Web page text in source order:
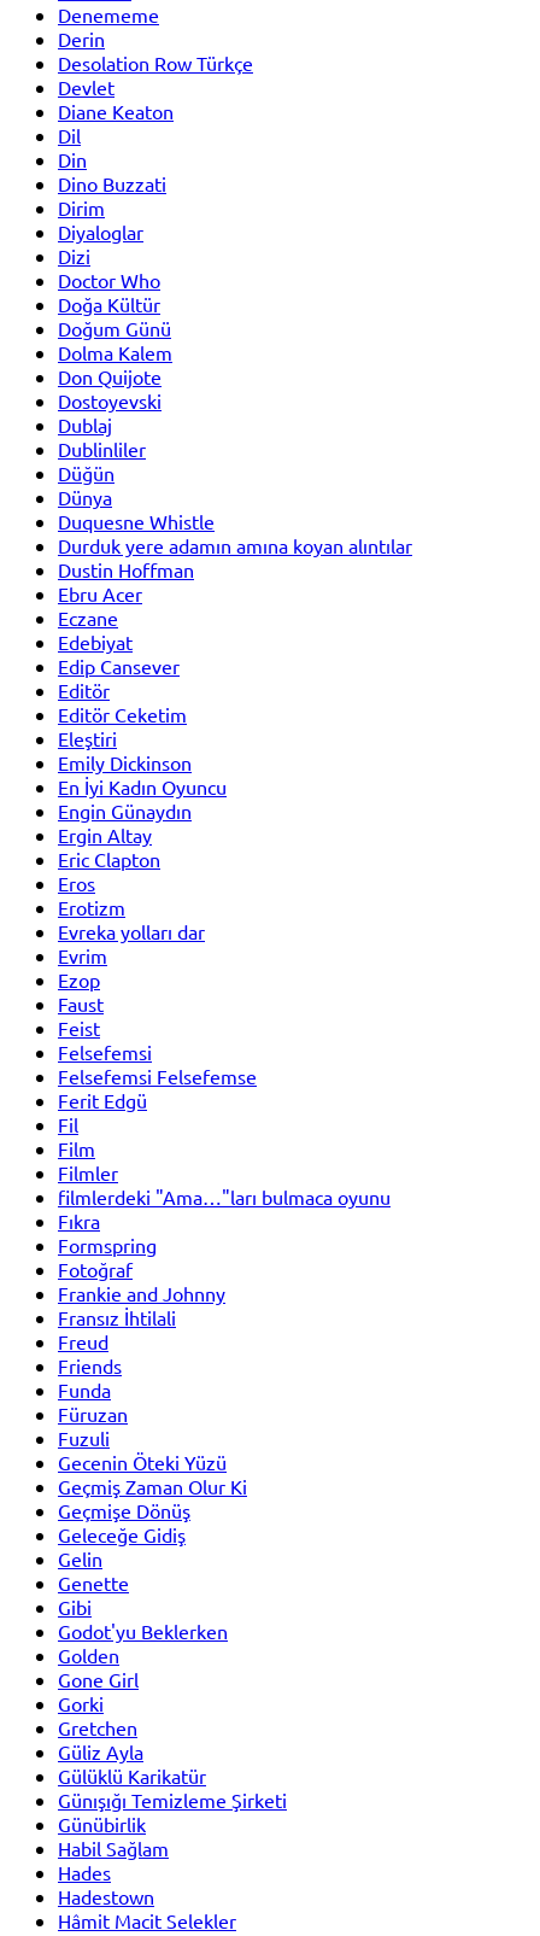
Denememe
Derin
Desolation Row Türkçe
Devlet
Diane Keaton
Dil
Din
Dino Buzzati
Dirim
Diyaloglar
Dizi
Doctor Who
Doğa Kültür
Doğum Günü
Dolma Kalem
Don Quijote
Dostoyevski
Dublaj
Dublinliler
Düğün
Dünya
Duquesne Whistle
Durduk yere adamın amına koyan alıntılar
Dustin Hoffman
Ebru Acer
Eczane
Edebiyat
Edip Cansever
Editör
Editör Ceketim
Eleştiri
Emily Dickinson
En İyi Kadın Oyuncu
Engin Günaydın
Ergin Altay
Eric Clapton
Eros
Erotizm
Evreka yolları dar
Evrim
Ezop
Faust
Feist
Felsefemsi
Felsefemsi Felsefemse
Ferit Edgü
Fil
Film
Filmler
filmlerdeki "Ama…"ları bulmaca oyunu
Fıkra
Formspring
Fotoğraf
Frankie and Johnny
Fransız İhtilali
Freud
Friends
Funda
Füruzan
Fuzuli
Gecenin Öteki Yüzü
Geçmiş Zaman Olur Ki
Geçmişe Dönüş
Geleceğe Gidiş
Gelin
Genette
Gibi
Godot'yu Beklerken
Golden
Gone Girl
Gorki
Gretchen
Güliz Ayla
Gülüklü Karikatür
Günışığı Temizleme Şirketi
Günübirlik
Habil Sağlam
Hades
Hadestown
Hâmit Macit Selekler